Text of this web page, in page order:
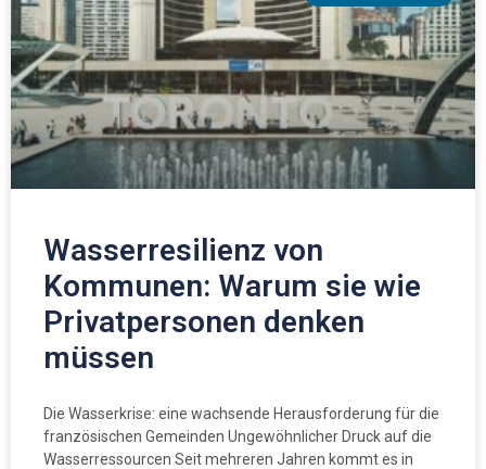
Wasserresilienz von
Kommunen: Warum sie wie
Privatpersonen denken
müssen
Die Wasserkrise: eine wachsende Herausforderung für die
französischen Gemeinden Ungewöhnlicher Druck auf die
Wasserressourcen Seit mehreren Jahren kommt es in